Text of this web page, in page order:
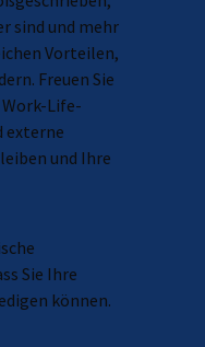
sind und mehr
Vorteilen,
Freuen Sie
Life-
externe
und Ihre
Sie Ihre
können.